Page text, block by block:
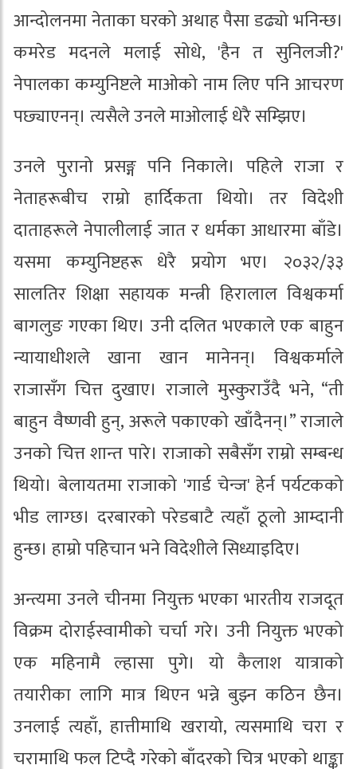
आन्दोलनमा नेताका घरको अथाह पैसा डढ्यो भनिन्छ।
कमरेड मदनले मलाई सोधे, 'हैन त सुनिलजी?'
नेपालका कम्युनिष्टले माओको नाम लिए पनि आचरण
पछ्याएनन्। त्यसैले उनले माओलाई धेरै सम्झिए।
उनले पुरानो प्रसङ्ग पनि निकाले। पहिले राजा र
नेताहरूबीच राम्रो हार्दिकता थियो। तर विदेशी
दाताहरूले नेपालीलाई जात र धर्मका आधारमा बाँडे।
यसमा कम्युनिष्टहरू धेरै प्रयोग भए। २०३२/३३
सालतिर शिक्षा सहायक मन्त्री हिरालाल विश्वकर्मा
बागलुङ गएका थिए। उनी दलित भएकाले एक बाहुन
न्यायाधीशले खाना खान मानेनन्। विश्वकर्माले
राजासँग चित्त दुखाए। राजाले मुस्कुराउँदै भने, “ती
बाहुन वैष्णवी हुन्, अरूले पकाएको खाँदैनन्।” राजाले
उनको चित्त शान्त पारे। राजाको सबैसँग राम्रो सम्बन्ध
थियो। बेलायतमा राजाको 'गार्ड चेन्ज' हेर्न पर्यटकको
भीड लाग्छ। दरबारको परेडबाटै त्यहाँ ठूलो आम्दानी
हुन्छ। हाम्रो पहिचान भने विदेशीले सिध्याइदिए।
अन्त्यमा उनले चीनमा नियुक्त भएका भारतीय राजदूत
विक्रम दोराईस्वामीको चर्चा गरे। उनी नियुक्त भएको
एक महिनामै ल्हासा पुगे। यो कैलाश यात्राको
तयारीका लागि मात्र थिएन भन्ने बुझ्न कठिन छैन।
उनलाई त्यहाँ, हात्तीमाथि खरायो, त्यसमाथि चरा र
चरामाथि फल टिप्दै गरेको बाँदरको चित्र भएको थाङ्का